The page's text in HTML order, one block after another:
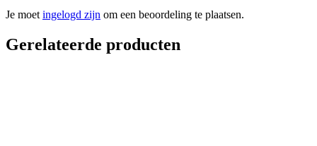
Je moet ingelogd zijn om een beoordeling te plaatsen.
Gerelateerde producten